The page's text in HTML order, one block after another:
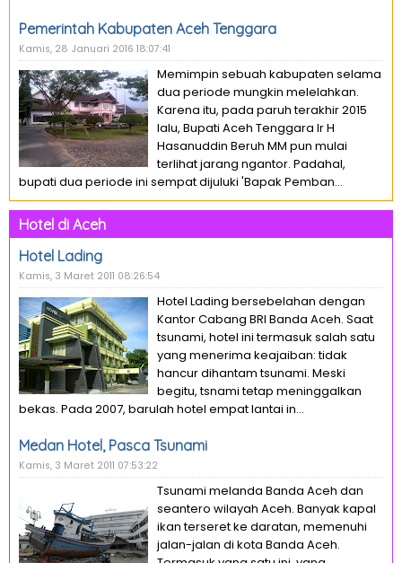
Pemerintah Kabupaten Aceh Tenggara
Kamis, 28 Januari 2016 18:07:41
Memimpin sebuah kabupaten selama
dua periode mungkin melelahkan.
Karena itu, pada paruh terakhir 2015
lalu, Bupati Aceh Tenggara Ir H
Hasanuddin Beruh MM pun mulai
terlihat jarang ngantor. Padahal,
bupati dua periode ini sempat dijuluki 'Bapak Pemban...
Hotel di Aceh
Hotel Lading
Kamis, 3 Maret 2011 08:26:54
Hotel Lading bersebelahan dengan
Kantor Cabang BRI Banda Aceh. Saat
tsunami, hotel ini termasuk salah satu
yang menerima keajaiban: tidak
hancur dihantam tsunami. Meski
begitu, tsnami tetap meninggalkan
bekas. Pada 2007, barulah hotel empat lantai in...
Medan Hotel, Pasca Tsunami
Kamis, 3 Maret 2011 07:53:22
Tsunami melanda Banda Aceh dan
seantero wilayah Aceh. Banyak kapal
ikan terseret ke daratan, memenuhi
jalan-jalan di kota Banda Aceh.